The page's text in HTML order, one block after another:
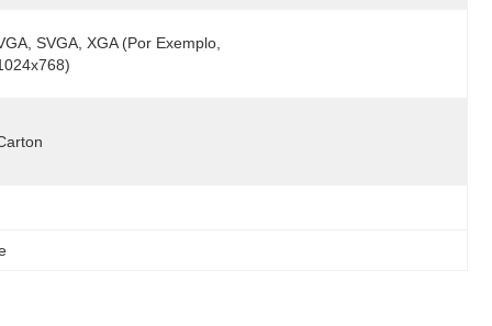
SVGA, XGA (por Exemplo,